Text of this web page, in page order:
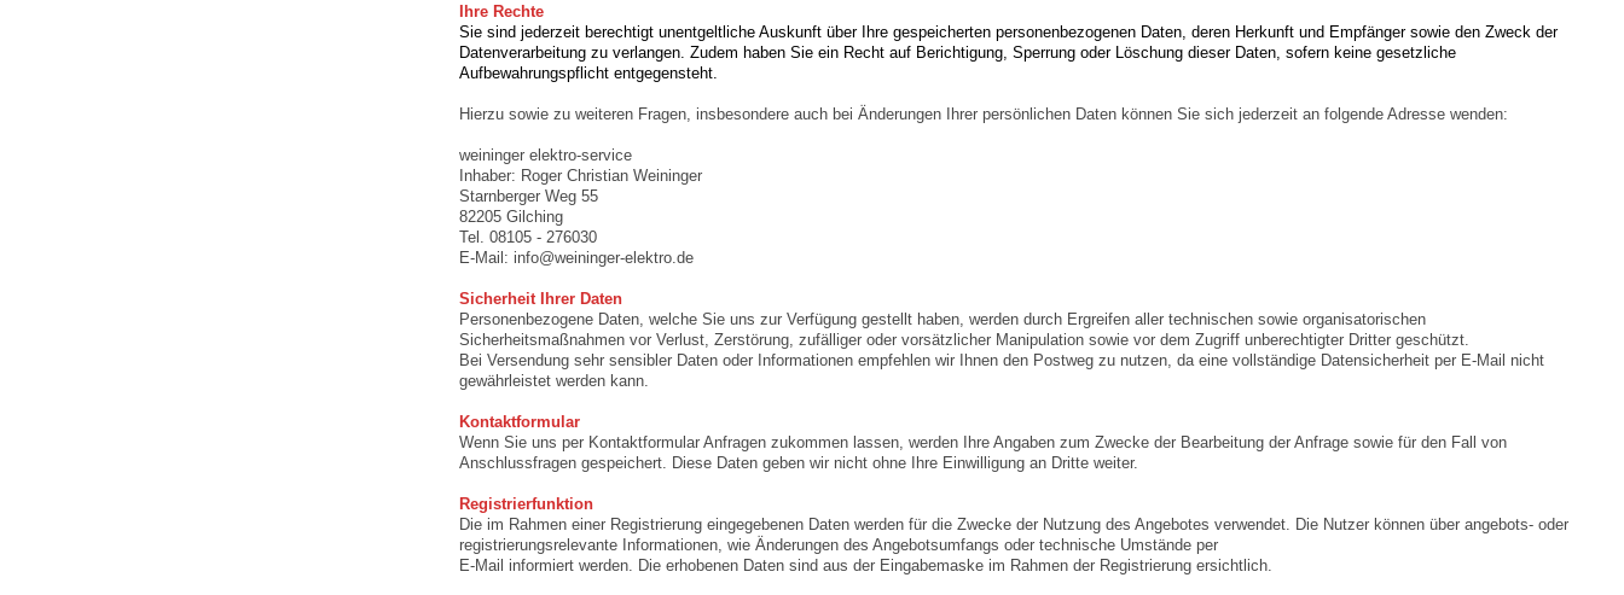
Ihre Rechte
Sie sind jederzeit berechtigt unentgeltliche Auskunft über Ihre gespeicherten personenbezogenen Daten, deren Herkunft und Empfänger sowie den Zweck der
Datenverarbeitung zu verlangen. Zudem haben Sie ein Recht auf Berichtigung, Sperrung oder Löschung dieser Daten, sofern keine gesetzliche
Aufbewahrungspflicht entgegensteht.
Hierzu sowie zu weiteren Fragen, insbesondere auch bei Änderungen Ihrer persönlichen Daten können Sie sich jederzeit an folgende Adresse wenden:
weininger elektro-service
Inhaber: Roger Christian Weininger
Starnberger Weg 55
82205 Gilching
Tel. 08105 - 276030
E-Mail: info@weininger-elektro.de
Sicherheit Ihrer Daten
Personenbezogene Daten, welche Sie uns zur Verfügung gestellt haben, werden durch Ergreifen aller technischen sowie organisatorischen
Sicherheitsmaßnahmen vor Verlust, Zerstörung, zufälliger oder vorsätzlicher Manipulation sowie vor dem Zugriff unberechtigter Dritter geschützt.
Bei Versendung sehr sensibler Daten oder Informationen empfehlen wir Ihnen den Postweg zu nutzen, da eine vollständige Datensicherheit per E-Mail nicht
gewährleistet werden kann.
Kontaktformular
Wenn Sie uns per Kontaktformular Anfragen zukommen lassen, werden Ihre Angaben zum Zwecke der Bearbeitung der Anfrage sowie für den Fall von
Anschlussfragen gespeichert. Diese Daten geben wir nicht ohne Ihre Einwilligung an Dritte weiter.
Registrierfunktion
Die im Rahmen einer Registrierung eingegebenen Daten werden für die Zwecke der Nutzung des Angebotes verwendet. Die Nutzer können über angebots- oder
registrierungsrelevante Informationen, wie Änderungen des Angebotsumfangs oder technische Umstände per
E-Mail informiert werden. Die erhobenen Daten sind aus der Eingabemaske im Rahmen der Registrierung ersichtlich.